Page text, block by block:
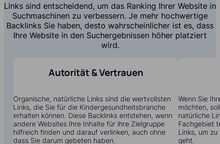
Links sind entscheidend, um das Ranking Ihrer Website in
Suchmaschinen zu verbessern. Je mehr hochwertige
Backlinks Sie haben, desto wahrscheinlicher ist es, dass
Ihre Website in den Suchergebnissen höher platziert
wird.
Autorität & Vertrauen
Organische, natürliche Links sind die wertvollsten
Links, die Sie für die Kindergesundheitsbranche
erhalten können. Diese Backlinks entstehen, wenn
andere Websites Ihre Inhalte für ihre Zielgruppe
hilfreich finden und darauf verlinken, auch ohne
dass Sie darum gebeten haben.
Wenn Sie
möchten,
natürliche
Fachgebiet
Links, um
geht.